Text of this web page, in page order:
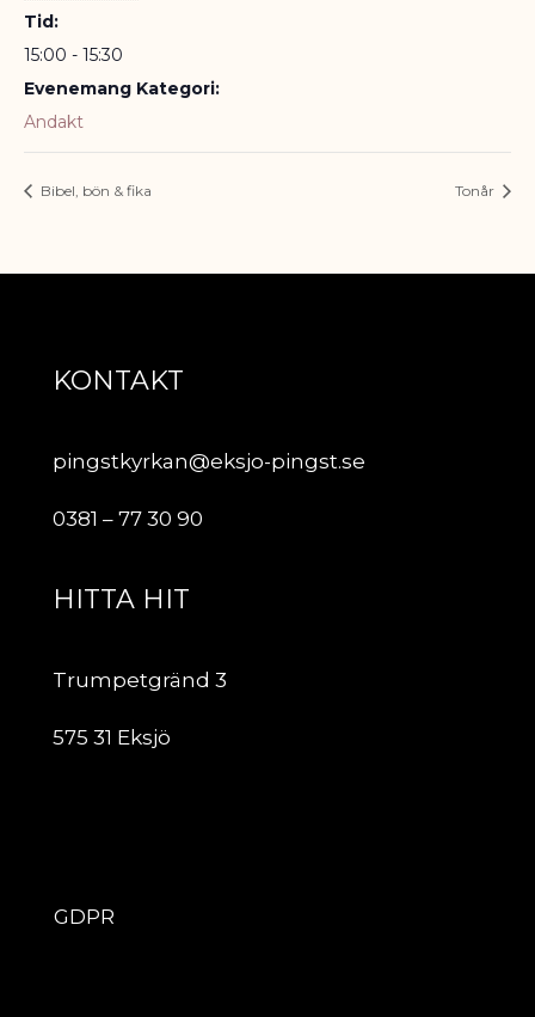
Tid:
15:00 - 15:30
Evenemang Kategori:
Andakt
Bibel, bön & fika Tonår
KONTAKT
pingstkyrkan@eksjo-pingst.se
0381 – 77 30 90
HITTA HIT
Trumpetgränd 3
575 31 Eksjö
GDPR